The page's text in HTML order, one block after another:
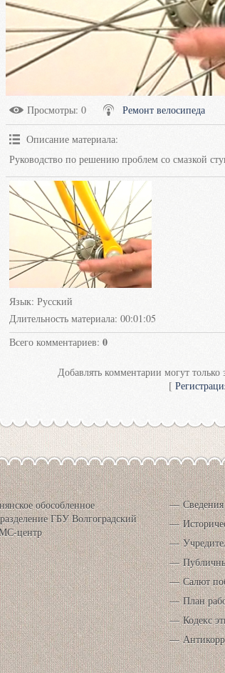
Просмотры: 0 Ремонт велосипеда
Описание материала:
Руководство по решению проблем со смазкой
Язык: Русский
Длительность материала: 00:01:05
Всего комментариев: 0
Добавлять комментарии могут только
[
обособленное
ГБУ Волгоградский
центр
Салют
План
Кодекс